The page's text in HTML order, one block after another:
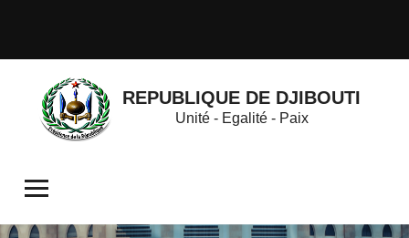
REPUBLIQUE DE DJIBOUTI
Unité - Egalité - Paix